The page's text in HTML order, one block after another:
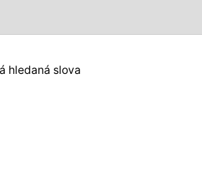
hledaná slova